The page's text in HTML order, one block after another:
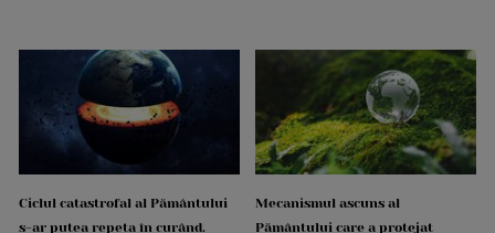
Ciclul catastrofal al Pământului
s-ar putea repeta în curând.
Mecanismul ascuns al
Pământului care a protejat